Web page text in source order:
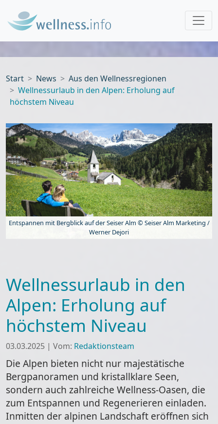
Start News
Aus den Wellnessregionen
Wellnessurlaub in den Alpen: Erholung auf
höchstem Niveau
Entspannen mit Bergblick auf der Seiser Alm © Seiser Alm Marketing /
Werner Dejori
Wellnessurlaub in den
Alpen: Erholung auf
höchstem Niveau
03.03.2025 | Vom: Redaktionsteam
Die Alpen bieten nicht nur majestätische
Bergpanoramen und kristallklare Seen,
sondern auch zahlreiche Wellness-Oasen, die
zum Entspannen und Regenerieren einladen.
Inmitten der alpinen Landschaft eröffnen sich